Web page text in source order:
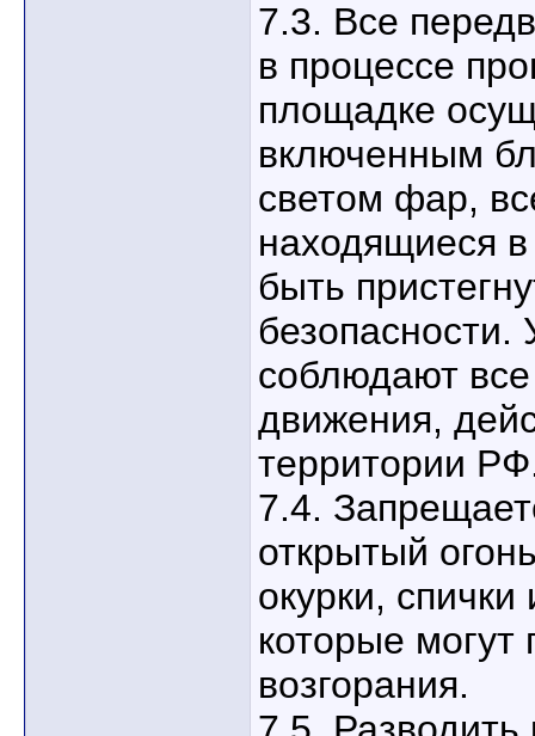
7.3. Все
в процессе
площадке
включенным
светом фар,
находящиеся
быть
безопасности.
соблюдают
движения,
территории
7.4.
открытый
окурки,
которые могут
возгорания.